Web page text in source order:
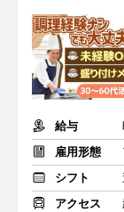
給与
雇用形態
シフト
アクセス